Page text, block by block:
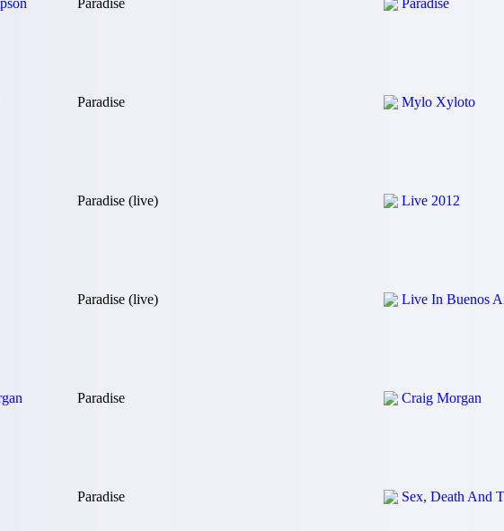
Paradise Paradise
Paradise Mylo Xyloto
Paradise (live) Live 2012
Paradise (live) Live In Buenos
Paradise Craig Morgan
Paradise Sex, Death And